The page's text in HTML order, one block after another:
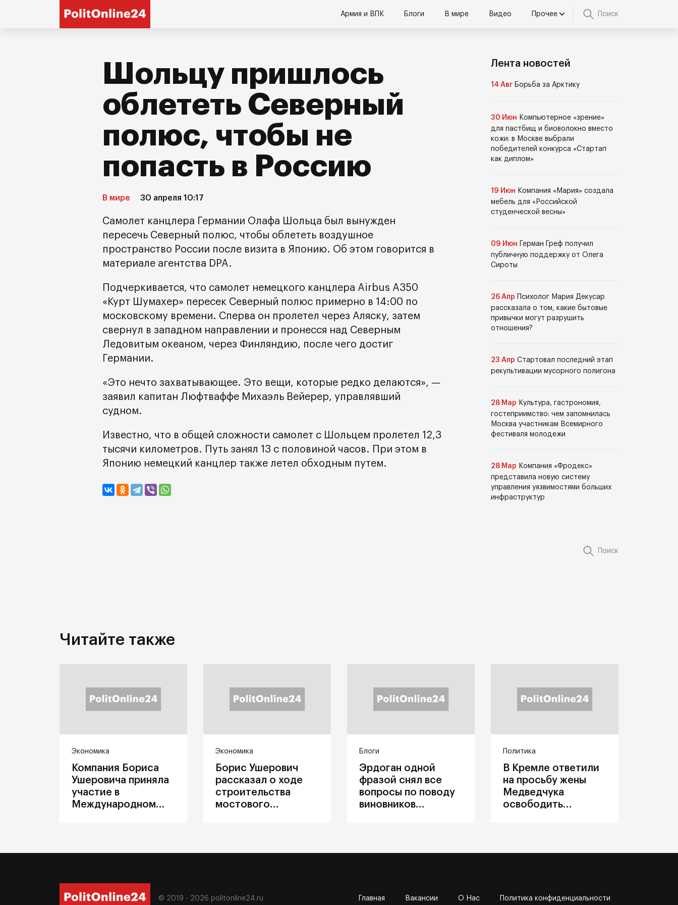
Армия и ВПК Блоги В мире Видео Прочее Поиск
Шольцу пришлось
облететь Северный
полюс, чтобы не
попасть в Россию
В мире 30 апреля 10:17
Самолет канцлера Германии Олафа Шольца был вынужден
пересечь Северный полюс, чтобы облететь воздушное
пространство России после визита в Японию. Об этом говорится в
материале агентства DPA.
Подчеркивается, что самолет немецкого канцлера Airbus A350
«Курт Шумахер» пересек Северный полюс примерно в 14:00 по
московскому времени. Сперва он пролетел через Аляску, затем
свернул в западном направлении и пронесся над Северным
Ледовитым океаном, через Финляндию, после чего достиг
Германии.
«Это нечто захватывающее. Это вещи, которые редко делаются», —
заявил капитан Люфтваффе Михаэль Вейерер, управлявший
судном.
Известно, что в общей сложности самолет с Шольцем пролетел 12,3
тысячи километров. Путь занял 13 с половиной часов. При этом в
Японию немецкий канцлер также летел обходным путем.
Лента новостей
14 Авг Борьба за Арктику
30 Июн Компьютерное «зрение»
для пастбищ и биоволокно вместо
кожи: в Москве выбрали
победителей конкурса «Стартап
как диплом»
19 Июн Компания «Мария» создала
мебель для «Российской
студенческой весны»
09 Июн
Герман Греф получил
публичную поддержку от Олега
Сироты
26 Апр
Психолог Мария Декусар
рассказала о том, какие бытовые
привычки могут разрушить
отношения?
23 Апр Стартовал последний этап
рекультивации мусорного полигона
28 Мар Культура, гастрономия,
гостеприимство: чем запомнилась
Москва участникам Всемирного
фестиваля молодежи
28 Мар Компания «Фродекс»
представила новую систему
управления уязвимостями больших
инфраструктур
Поиск
Читайте также
Экономика
Компания Бориса
Ушеровича приняла
участие в
Международном
Экономика
Борис Ушерович
рассказал о ходе
строительства
мостового
Блоги
Эрдоган одной
фразой снял все
вопросы по поводу
виновников
Политика
В Кремле ответили
на просьбу жены
Медведчука
освободить
© 2019 - 2026 politonline24.ru Главная Вакансии О Нас Политика конфиденциальности